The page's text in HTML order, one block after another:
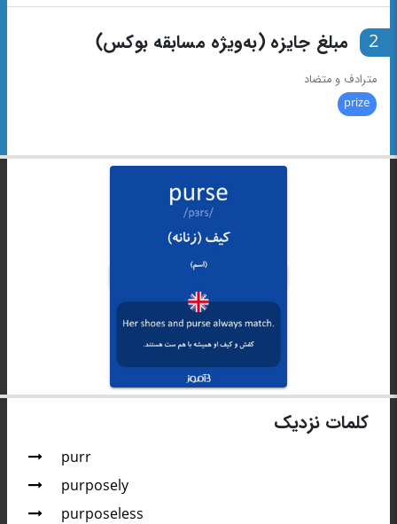
2 مبلغ جایزه (به‌ویژه مسابقه بوکس)
مترادف و متضاد
prize
کلمات نزدیک
purr
purposely
purposeless